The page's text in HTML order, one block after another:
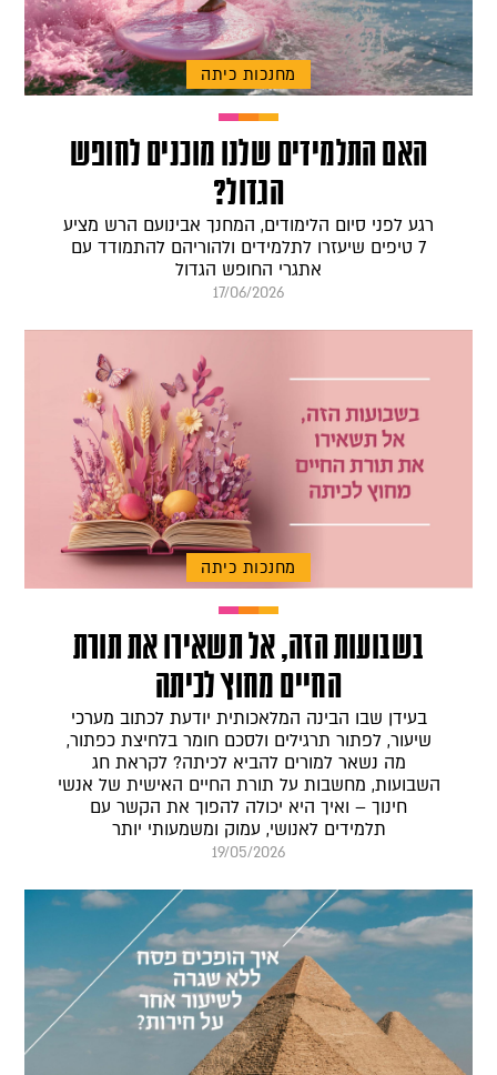
מחנכות כיתה
האם התלמידים שלנו מוכנים לחופש
הגדול?
רגע לפני סיום הלימודים, המחנך אבינועם הרש מציע
7 טיפים שיעזרו לתלמידים ולהוריהם להתמודד עם
אתגרי החופש הגדול
17/06/2026
מחנכות כיתה
בשבועות הזה, אל תשאירו את תורת
החיים מחוץ לכיתה
בעידן שבו הבינה המלאכותית יודעת לכתוב מערכי
שיעור, לפתור תרגילים ולסכם חומר בלחיצת כפתור,
מה נשאר למורים להביא לכיתה? לקראת חג
השבועות, מחשבות על תורת החיים האישית של אנשי
חינוך – ואיך היא יכולה להפוך את הקשר עם
תלמידים לאנושי, עמוק ומשמעותי יותר
19/05/2026